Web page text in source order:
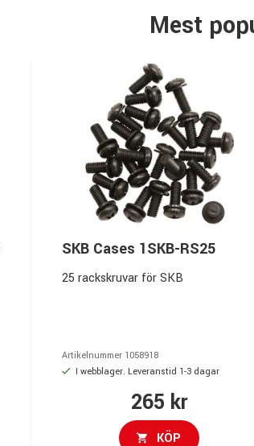
Mest
SKB Cases 1SKB-RS25
25 rackskruvar för SKB
Artikelnummer 1058918
I webblager. Leveranstid 1-3 dagar
265 kr
KÖP